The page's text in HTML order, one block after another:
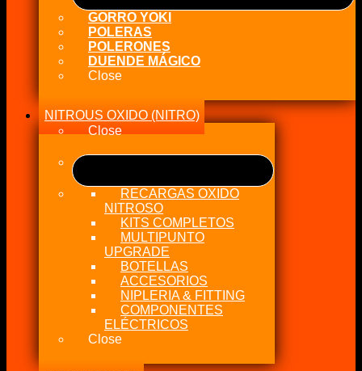
GORRO YOKI
POLERAS
POLERONES
DUENDE MÁGICO
Close
NITROUS OXIDO (NITRO)
Close
RECARGAS OXIDO
NITROSO
KITS COMPLETOS
MULTIPUNTO
UPGRADE
BOTELLAS
ACCESORIOS
NIPLERIA & FITTING
COMPONENTES
ELÉCTRICOS
Close